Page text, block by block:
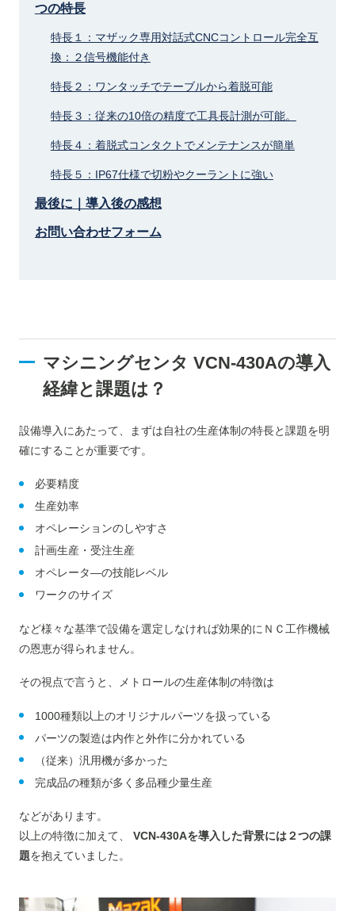
つの特長
特長１：マザック専用対話式CNCコントロール完全互
換：２信号機能付き
特長２：ワンタッチでテーブルから着脱可能
特長３：従来の10倍の精度で工具長計測が可能。
特長４：着脱式コンタクトでメンテナンスが簡単
特長５：IP67仕様で切粉やクーラントに強い
最後に｜導入後の感想
お問い合わせフォーム
マシニングセンタ VCN-430Aの導入
経緯と課題は？
設備導入にあたって、まずは自社の生産体制の特長と課題を明
確にすることが重要です。
必要精度
生産効率
オペレーションのしやすさ
計画生産・受注生産
オペレータ―の技能レベル
ワークのサイズ
など様々な基準で設備を選定しなければ効果的にＮＣ工作機械
の恩恵が得られません。
その視点で言うと、メトロールの生産体制の特徴は
1000種類以上のオリジナルパーツを扱っている
パーツの製造は内作と外作に分かれている
（従来）汎用機が多かった
完成品の種類が多く多品種少量生産
などがあります。
以上の特徴に加えて、 VCN-430Aを導入した背景には２つの課
題を抱えていました。